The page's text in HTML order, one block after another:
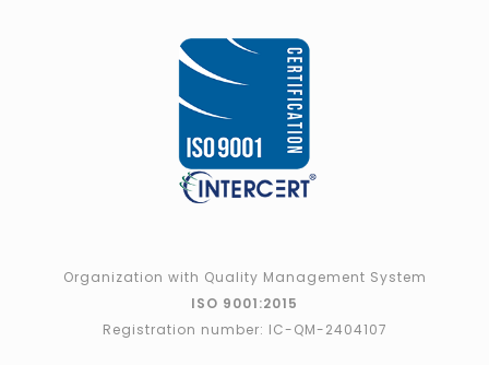
Organization with Quality Management System
ISO 9001:2015
Registration number: IC-QM-2404107